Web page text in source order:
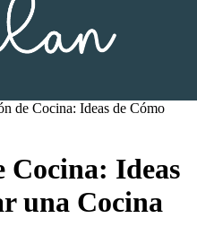
de Cocina: Ideas de Cómo
Cocina: Ideas
una Cocina